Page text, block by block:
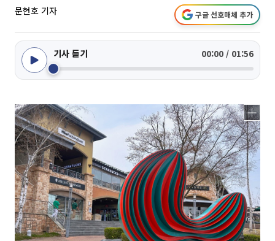
문현호 기자 구글 선호매체 추가
기사 듣기 00:00 / 01:56